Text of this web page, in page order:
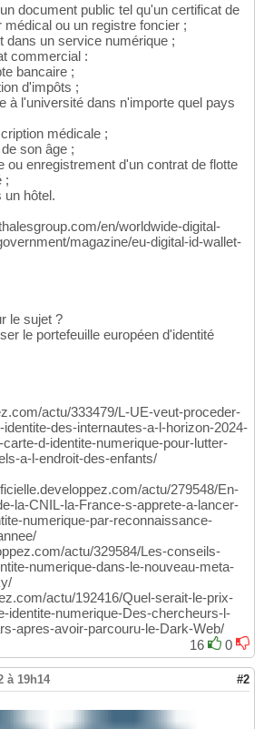
document public tel qu'un certificat de
ou un registre foncier ;
dans un service numérique ;
commercial :
bancaire ;
d'impôts ;
à l'université dans n'importe quel pays
médicale ;
son âge ;
ou enregistrement d'un contrat de flotte
;
un hôtel.
en/worldwide-digital-
magazine/eu-digital-id-wallet-
le sujet ?
le portefeuille européen d'identité
actu/333479/L-UE-veut-proceder-
des-internautes-a-l-horizon-2024-
d-identite-numerique-pour-lutter-
a-l-endroit-des-enfants/
actu/279548/En-
la-CNIL-la-France-s-apprete-a-lancer-
numerique-par-reconnaissance-
actu/329584/Les-conseils-
numerique-dans-le-nouveau-meta-
actu/192416/Quel-serait-le-prix-
identite-numerique-Des-chercheurs-l-
apres-avoir-parcouru-le-Dark-Web/
16
0
à 19h14 #2